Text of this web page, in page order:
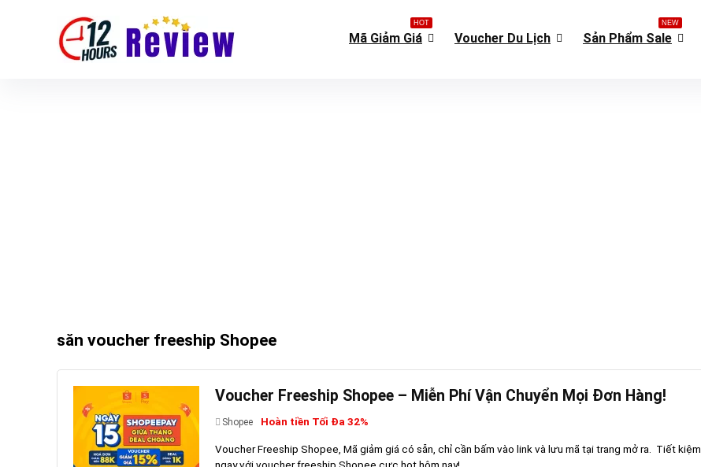
Mã Giảm Giá
HOT
Voucher Du Lịch Sản Phẩm Sale
NEW
săn voucher freeship Shopee
Voucher Freeship Shopee – Miễn Phí Vận Chuyển Mọi Đơn Hàng!
Shopee Hoàn tiền Tối Đa 32%
Voucher Freeship Shopee, Mã giảm giá có sẵn, chỉ cần bấm vào link và lưu mã tại trang mở ra. Tiết kiệm